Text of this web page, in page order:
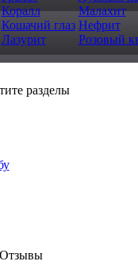
Коралл
Кошачий глаз
Лазурит
Малахит
Нефрит
Розовый
разделы
Отзывы